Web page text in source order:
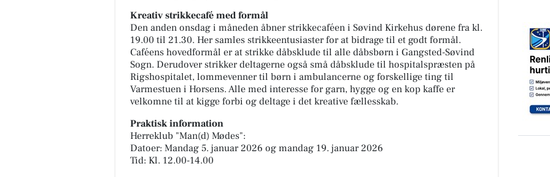
Kreativ strikkecafé med formål
Den anden onsdag i måneden åbner strikkecaféen i Søvind Kirkehus dørene fra kl.
19.00 til 21.30. Her samles strikkeentusiaster for at bidrage til et godt formål.
Caféens hovedformål er at strikke dåbsklude til alle dåbsbørn i Gangsted-Søvind
Sogn. Derudover strikker deltagerne også små dåbsklude til hospitalspræsten på
Rigshospitalet, lommevenner til børn i ambulancerne og forskellige ting til
Varmestuen i Horsens. Alle med interesse for garn, hygge og en kop kaffe er
velkomne til at kigge forbi og deltage i det kreative fællesskab.
Praktisk information
Herreklub "Man(d) Mødes":
Datoer: Mandag 5. januar 2026 og mandag 19. januar 2026
Tid: Kl. 12.00-14.00